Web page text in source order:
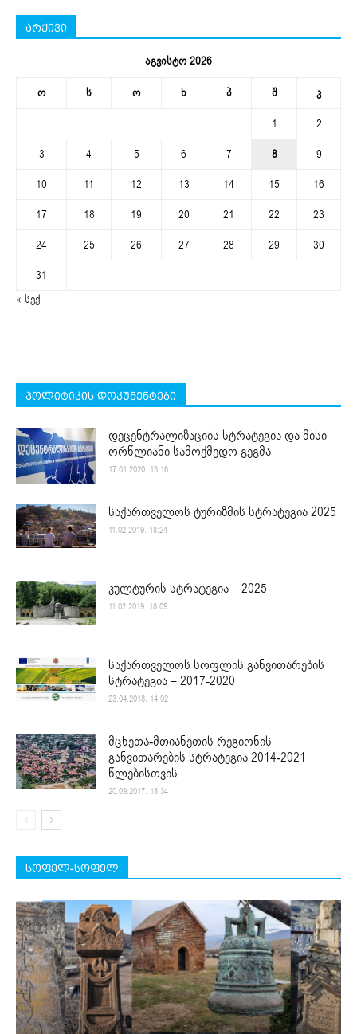
არქივი
აგვისტო 2026
ო ს ო ხ პ შ კ
1
2
3
4 5 6 7 8
9
10
11 12 13 14 15
16
17
18 19 20 21 22
23
24
25 26 27 28 29
30
31
« სექ
პოლიტიკის დოკუმენტები
დეცენტრალიზაციის სტრატეგია და მისი
ორწლიანი სამოქმედო გეგმა
17.01.2020. 13:16
საქართველოს ტურიზმის სტრატეგია 2025
11.02.2019. 18:24
კულტურის სტრატეგია – 2025
11.02.2019. 18:09
საქართველოს სოფლის განვითარების
სტრატეგია – 2017-2020
23.04.2018. 14:02
მცხეთა-მთიანეთის რეგიონის
განვითარების სტრატეგია 2014-2021
წლებისთვის
20.09.2017. 18:34
სოფელ-სოფელ